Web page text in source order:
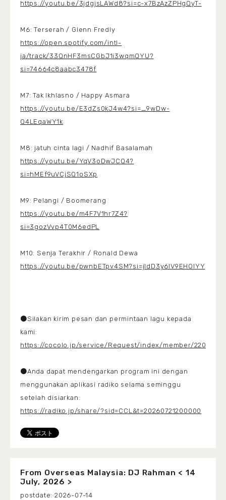
https://youtu.be/3jdgjsLAWd8?si=c-x7BzAzZPHgQyT-
M6: Terserah / Glenn Fredly
https://open.spotify.com/intl-
ja/track/33QnHF3msCGbJ1i3wqmQYU?
si=74664c8aabc3478f
M7: Tak Ikhlasno / Happy Asmara
https://youtu.be/E3dZs0kJ4w4?si=_9wDw-
Q4LEqaWY1k
M8: jatuh cinta lagi / Nadhif Basalamah
https://youtu.be/YqV3oDwJCQ4?
si=hMEf9uVCjSQ1oSXp
M9: Pelangi / Boomerang
https://youtu.be/m4F7V1hr7Z4?
si=3gozVvp4T0M6edPL
M10: Senja Terakhir / Ronald Dewa
https://youtu.be/pwnbETpv4SM?si=jIdD3y6IV9EHOIYY
●Silakan kirim pesan dan permintaan lagu kepada
kami:
https://cocolo.jp/service/Request/index/member/2200
●Anda dapat mendengarkan program ini dengan
menggunakan aplikasi radiko selama seminggu
setelah disiarkan:
https://radiko.jp/share/?sid=CCL&t=20260721200000
From Overseas Malaysia: DJ Rahman < 14
July, 2026 >
2026-07-14